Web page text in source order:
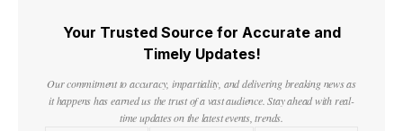
Your Trusted Source for Accurate and
Timely Updates!
Our commitment to accuracy, impartiality, and delivering breaking news as
it happens has earned us the trust of a vast audience. Stay ahead with real-
time updates on the latest events, trends.